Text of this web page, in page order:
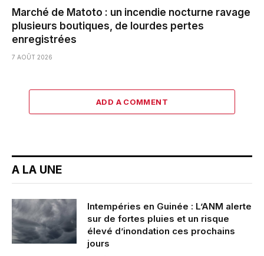
Marché de Matoto : un incendie nocturne ravage
plusieurs boutiques, de lourdes pertes
enregistrées
7 AOÛT 2026
ADD A COMMENT
A LA UNE
Intempéries en Guinée : L’ANM alerte
sur de fortes pluies et un risque
élevé d’inondation ces prochains
jours